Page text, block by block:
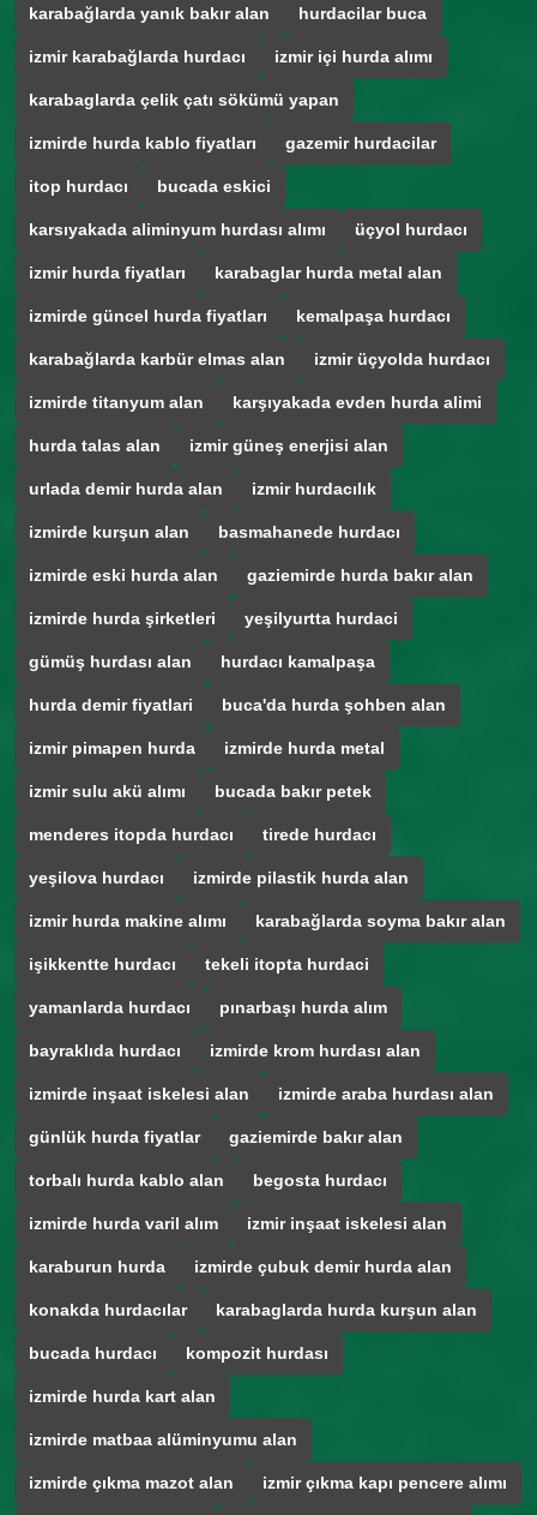
karabağlarda yanık bakır alan hurdacilar buca
izmir karabağlarda hurdacı izmir içi hurda alımı
karabaglarda çelik çatı sökümü yapan
izmirde hurda kablo fiyatları gazemir hurdacilar
itop hurdacı bucada eskici
karsıyakada aliminyum hurdası alımı üçyol hurdacı
izmir hurda fiyatları karabaglar hurda metal alan
izmirde güncel hurda fiyatları kemalpaşa hurdacı
karabağlarda karbür elmas alan izmir üçyolda hurdacı
izmirde titanyum alan karşıyakada evden hurda alimi
hurda talas alan izmir güneş enerjisi alan
urlada demir hurda alan izmir hurdacılık
izmirde kurşun alan basmahanede hurdacı
izmirde eski hurda alan gaziemirde hurda bakır alan
izmirde hurda şirketleri yeşilyurtta hurdaci
gümüş hurdası alan hurdacı kamalpaşa
hurda demir fiyatlari buca'da hurda şohben alan
izmir pimapen hurda izmirde hurda metal
izmir sulu akü alımı bucada bakır petek
menderes itopda hurdacı tirede hurdacı
yeşilova hurdacı izmirde pilastik hurda alan
izmir hurda makine alımı karabağlarda soyma bakır alan
işikkentte hurdacı tekeli itopta hurdaci
yamanlarda hurdacı pınarbaşı hurda alım
bayraklıda hurdacı izmirde krom hurdası alan
izmirde inşaat iskelesi alan izmirde araba hurdası alan
günlük hurda fiyatlar gaziemirde bakır alan
torbalı hurda kablo alan begosta hurdacı
izmirde hurda varil alım izmir inşaat iskelesi alan
karaburun hurda izmirde çubuk demir hurda alan
konakda hurdacılar karabaglarda hurda kurşun alan
bucada hurdacı kompozit hurdası
izmirde hurda kart alan
izmirde matbaa alüminyumu alan
izmirde çıkma mazot alan izmir çıkma kapı pencere alımı